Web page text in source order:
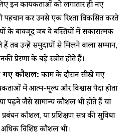
इन कार्यकर्ताओं को लगातार ही नए
कर उनसे एक रिश्ता विकसित करते
के बावजूद जब वे बस्तियों में सकारात्मक
हैं तब उन्हें समुदायों से मिलने वाला सम्मान,
प्रेरणा के बड़े स्त्रोत होते हैं।
गए कौशल:काम के दौरान सीखे गए
में आत्म-मूल्य और विश्वास पैदा होता
पढ़ने जैसे सामान्य कौशल भी होते हैं या
कौशल, या प्रशिक्षण सत्र की सुविधा
विशिष्ट कौशल भी।